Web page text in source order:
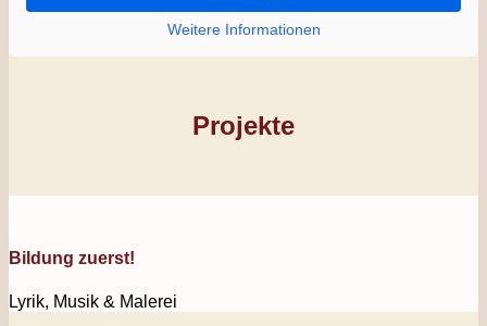
Weitere Informationen
Projekte
Bildung zuerst!
Lyrik, Musik & Malerei